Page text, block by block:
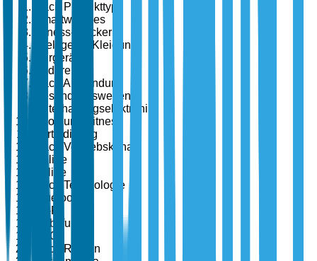
Nach Produkttyp
Smartwatches
Fitness-Tracker
Intelligente Kleidung
Ohrgeräte
Andere
Nach Anwendung
Gesundheitswesen
Unterhaltungselektronik
Sport und Fitness
Verteidigung
Nach Vertriebskanal
Online
Offline
Nach Technologie
Bluetooth
Wi-Fi
Mobilfunk
NFC
Nach Region